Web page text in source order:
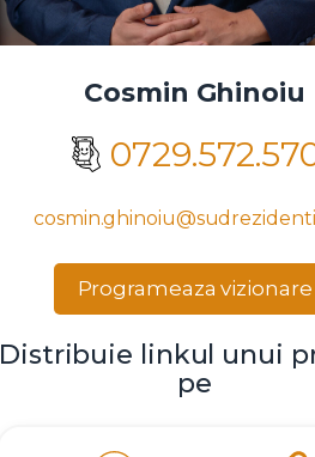
Cosmin Ghinoiu
Programeaza vizionare
Distribuie linkul unui
pe